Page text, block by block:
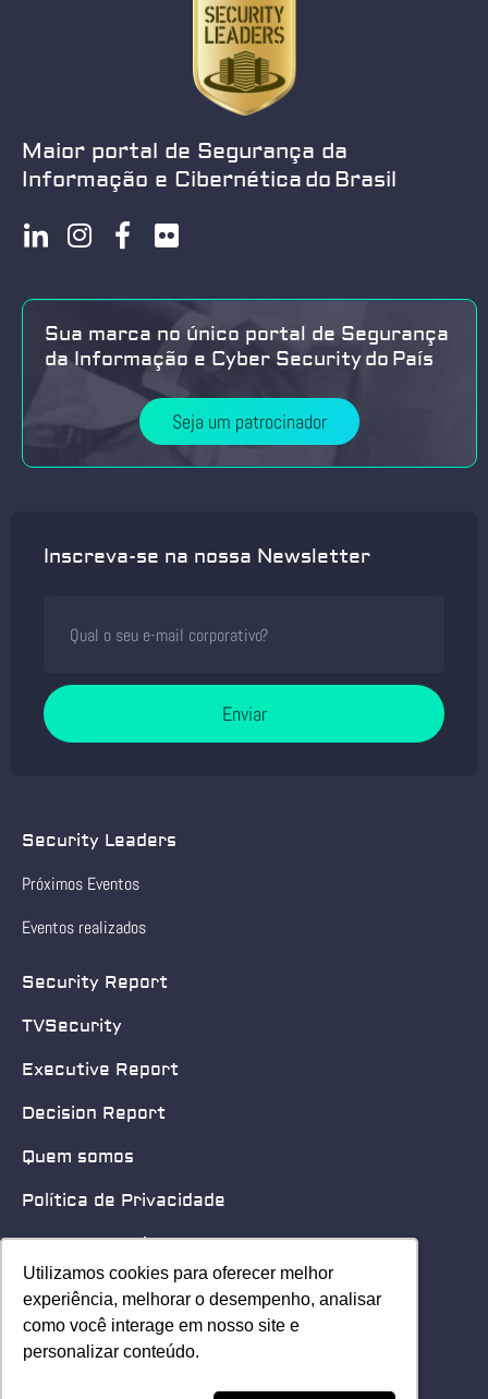
Utilizamos cookies para oferecer melhor
experiência, melhorar o desempenho, analisar
como você interage em nosso site e
personalizar conteúdo.
Utilizamos cookies para oferecer melhor
experiência, melhorar o desempenho, analisar
como você interage em nosso site e
personalizar conteúdo.
Maior portal de Segurança da
Informação e Cibernética do Brasil
Sua marca no único portal de Segurança
da Informação e Cyber Security do País
Seja um patrocinador
Inscreva-se na nossa Newsletter
Enviar
Security Leaders
Próximos Eventos
Eventos realizados
Security Report
TVSecurity
Executive Report
Decision Report
Quem somos
Política de Privacidade
Quero patrocinar
Contato
Home